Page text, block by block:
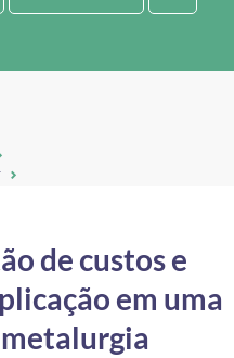
Humanos
de custos e
em uma